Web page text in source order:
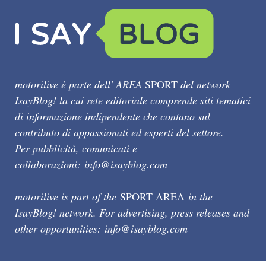
motorilive è parte dell' AREA SPORT del network
IsayBlog! la cui rete editoriale comprende siti tematici
di informazione indipendente che contano sul
contributo di appassionati ed esperti del settore.
Per pubblicità, comunicati e
collaborazioni: info@isayblog.com
motorilive is part of the SPORT AREA in the
IsayBlog! network. For advertising, press releases and
other opportunities: info@isayblog.com